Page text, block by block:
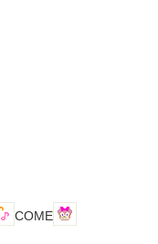
COME